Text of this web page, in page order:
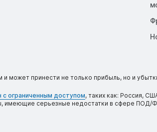
может принести не только прибыль, но и
с ограниченным доступом, таких как: Россия,
имеющие серьезные недостатки в сфере ПОД/